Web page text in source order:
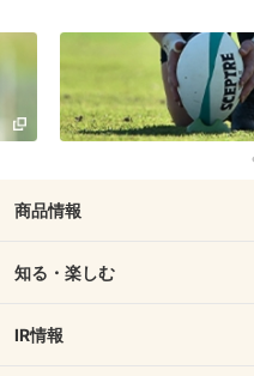
商品情報
知る・楽しむ
IR情報